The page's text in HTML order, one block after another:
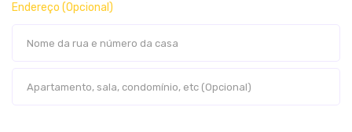
Endereço (Opcional)